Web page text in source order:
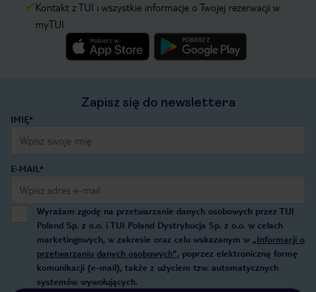
Kontakt z TUI i wszystkie informacje o Twojej rezerwacji w
myTUI
Zapisz się do newslettera
IMIĘ*
E-MAIL*
Wyrażam zgodę na przetwarzanie danych osobowych przez TUI
Poland Sp. z o.o. i TUI Poland Dystrybucja Sp. z o.o. w celach
marketingowych, w zakresie oraz celu wskazanym w „Informacji o
przetwarzaniu danych osobowych”, poprzez elektroniczną formę
komunikacji (e-mail), także z użyciem tzw. automatycznych
systemów wywołujących.